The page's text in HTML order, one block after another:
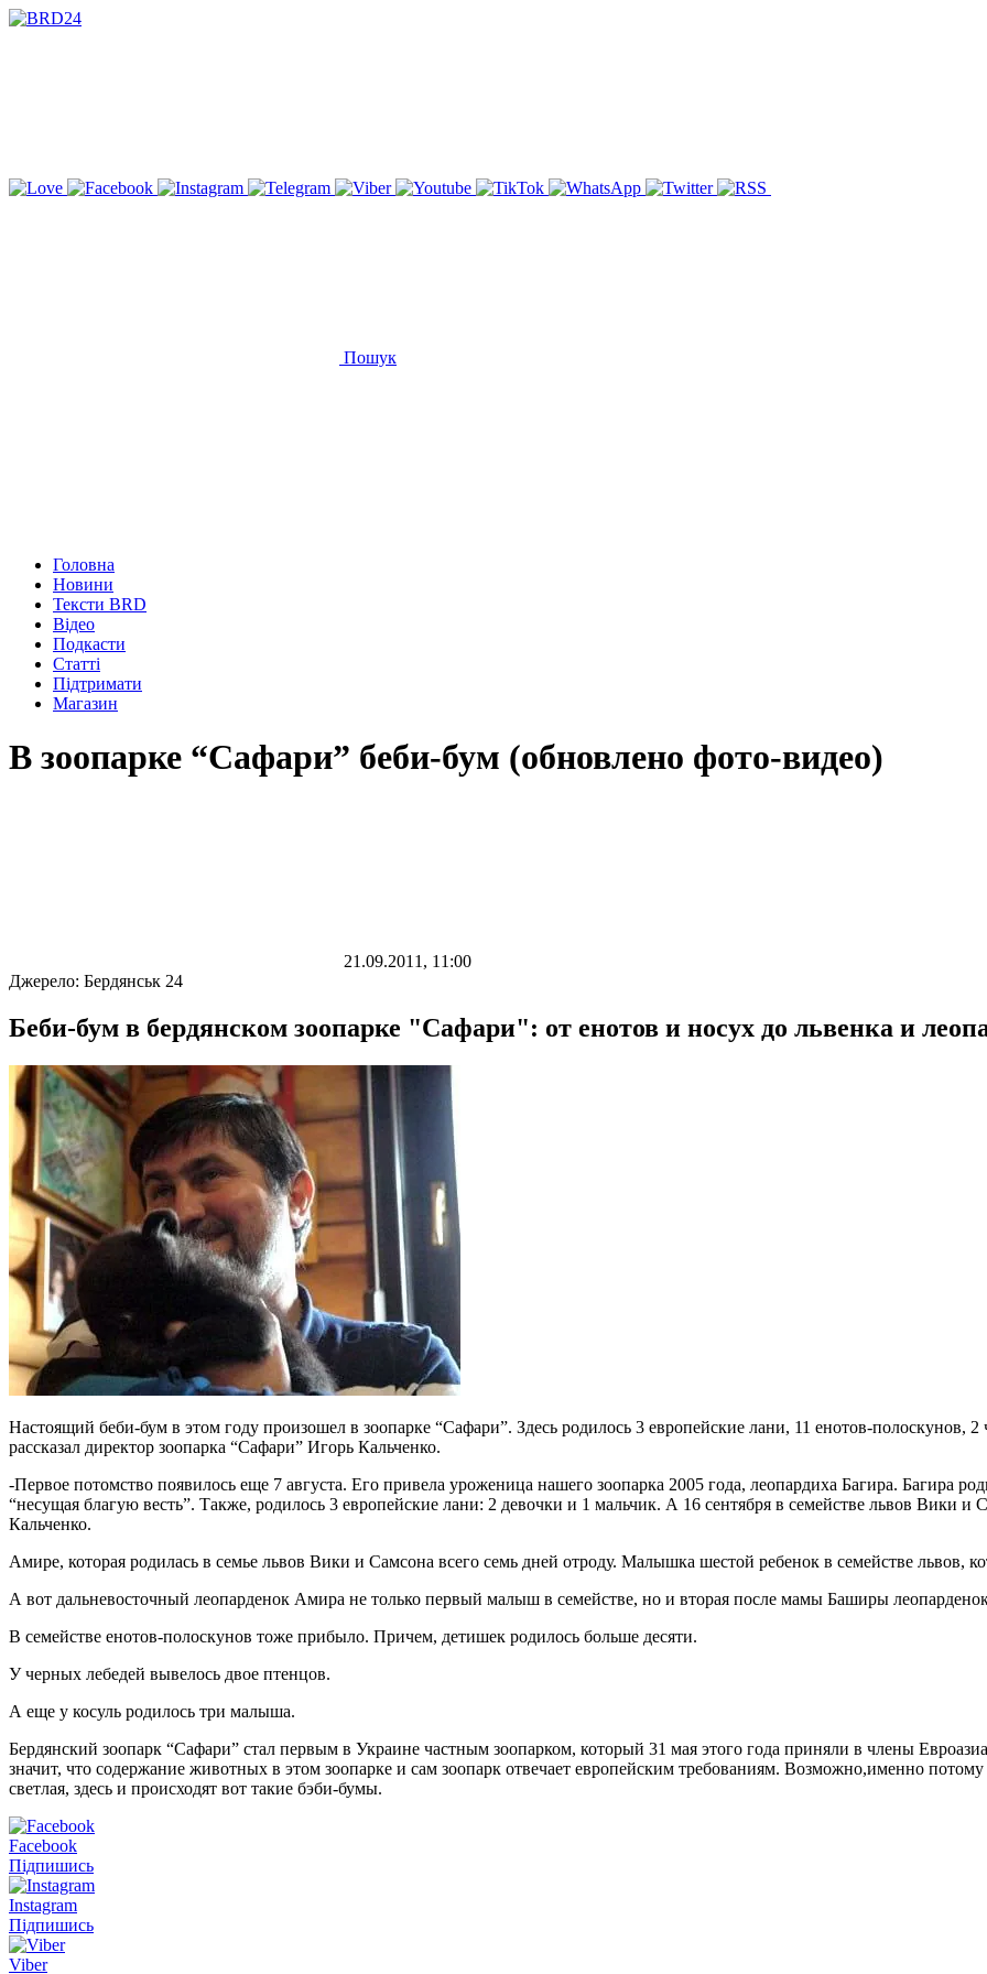
Пошук
Головна
Новини
Тексти BRD
Відео
Подкасти
Статті
Підтримати
Магазин
В зоопарке “Сафари” беби-бум (обновлено фото-видео)
21.09.2011, 11:00
Джерело: Бердянськ 24
Беби-бум в бердянском зоопарке "Сафари": от енотов и носух до львенка и
Настоящий беби-бум в этом году произошел в зоопарке “Сафари”. Здесь родилось 3 европейские лани, 11 енотов-полоскунов,
рассказал директор зоопарка “Сафари” Игорь Кальченко.
-Первое потомство появилось еще 7 августа. Его привела уроженица нашего зоопарка 2005 года, леопардиха Багира. Багира
“несущая благую весть”. Также, родилось 3 европейские лани: 2 девочки и 1 мальчик. А 16 сентября в семействе львов Вики и
Кальченко.
Амире, которая родилась в семье львов Вики и Самсона всего семь дней отроду. Малышка шестой ребенок в семействе львов,
А вот дальневосточный леопарденок Амира не только первый малыш в семействе, но и вторая после мамы Баширы
В семействе енотов-полоскунов тоже прибыло. Причем, детишек родилось больше десяти.
У черных лебедей вывелось двое птенцов.
А еще у косуль родилось три малыша.
Бердянский зоопарк “Сафари” стал первым в Украине частным зоопарком, который 31 мая этого года приняли в члены
значит, что содержание животных в этом зоопарке и сам зоопарк отвечает европейским требованиям. Возможно,именно
светлая, здесь и происходят вот такие бэби-бумы.
Facebook
Підпишись
Instagram
Підпишись
Viber